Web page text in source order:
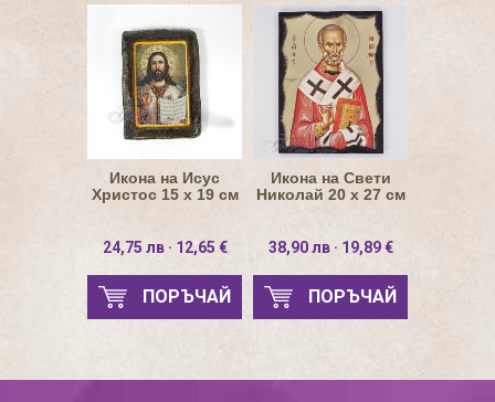
Икона на Исус
Христос 15 х 19 см
24,75 лв · 12,65 €
ПОРЪЧАЙ
Икона на Свети
Николай 20 х 27 см
38,90 лв · 19,89 €
ПОРЪЧАЙ